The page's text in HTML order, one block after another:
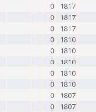
0
1817
0
1817
0
1817
0
1810
0
1810
0
1810
0
1810
0
1810
0
1807
0
1807